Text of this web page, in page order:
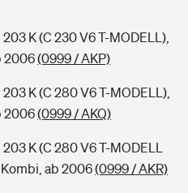
K (C 230 V6 T-MODELL),
2006(0999 / AKP)
K (C 280 V6 T-MODELL),
2006(0999 / AKQ)
K (C 280 V6 T-MODELL
ab 2006(0999 / AKR)